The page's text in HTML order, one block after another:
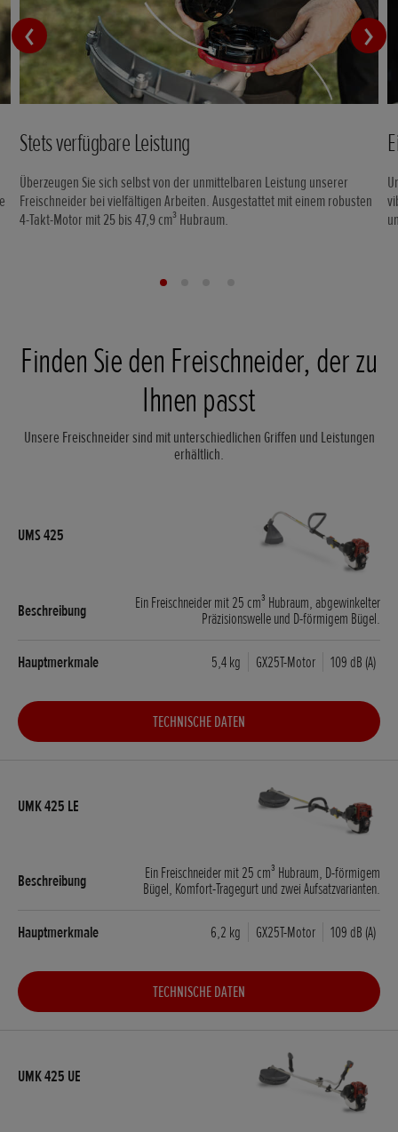
Stets verfügbare Leistung
Überzeugen Sie sich selbst von der unmittelbaren Leistung unserer
Freischneider bei vielfältigen Arbeiten. Ausgestattet mit einem robusten
4-Takt-Motor mit 25 bis 47,9 cm³ Hubraum.
Finden Sie den Freischneider, der zu
Ihnen passt
Unsere Freischneider sind mit unterschiedlichen Griffen und Leistungen
erhältlich.
Ein Freischneider mit 25 cm³ Hubraum, abgewinkelter
Präzisionswelle und D-förmigem Bügel.
5,4 kg GX25T-Motor 109 dB (A)
TECHNISCHE DATEN
Ein Freischneider mit 25 cm³ Hubraum, D-förmigem
Bügel, Komfort-Tragegurt und zwei Aufsatzvarianten.
6,2 kg GX25T-Motor 109 dB (A)
TECHNISCHE DATEN